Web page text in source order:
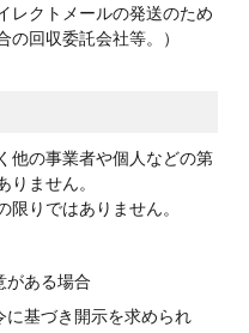
レクトメールの発送のため
回収委託会社等。）
他の事業者や個人などの第
ません。
りではありません。
がある場合
基づき開示を求められ